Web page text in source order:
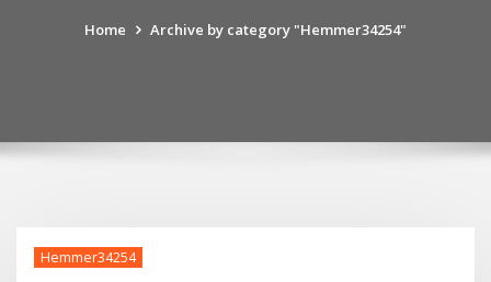
Home Archive by category "Hemmer34254"
Hemmer34254